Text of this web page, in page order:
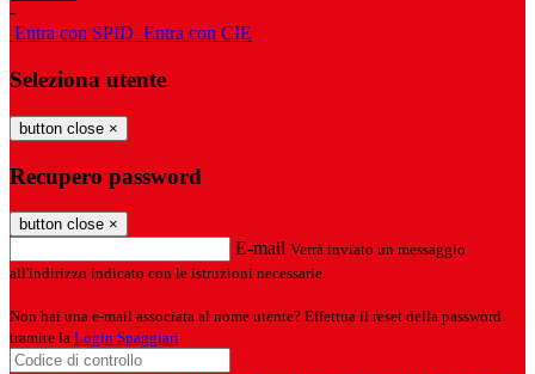
-
Entra con SPID Entra con CIE
Seleziona utente
button close ×
Recupero password
button close ×
E-mail Verrà inviato un messaggio
all'indirizzo indicato con le istruzioni necessarie.
Non hai una e-mail associata al nome utente? Effettua il reset della password
tramite la Login Spaggiari